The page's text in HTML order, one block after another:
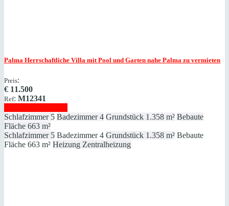
Palma Herrschaftliche Villa mit Pool und Garten nahe Palma zu vermieten
Preis:
€ 11.500
Ref: M12341
Schlafzimmer 5 Badezimmer 4 Grundstück 1.358 m² Bebaute
Fläche 663 m²
Schlafzimmer 5 Badezimmer 4 Grundstück 1.358 m² Bebaute
Fläche 663 m² Heizung Zentralheizung